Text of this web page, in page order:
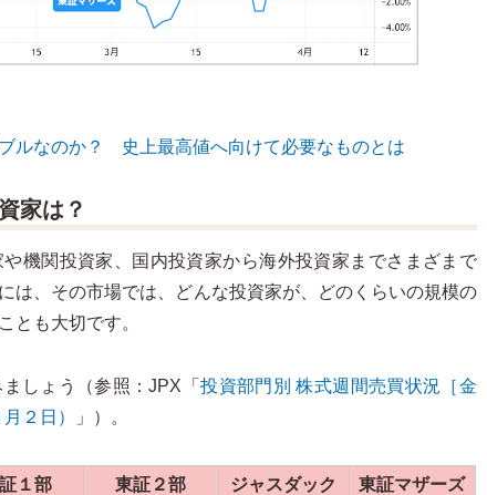
ルなのか？ 史上最高値へ向けて必要なものとは
家は？
機関投資家、国内投資家から海外投資家までさまざまで
は、その市場では、どんな投資家が、どのくらいの規模の
とも大切です。
しょう（参照：JPX「投資部門別 株式週間売買状況［金
２日）
」）。
１部 東証２部 ジャスダック 東証マザーズ